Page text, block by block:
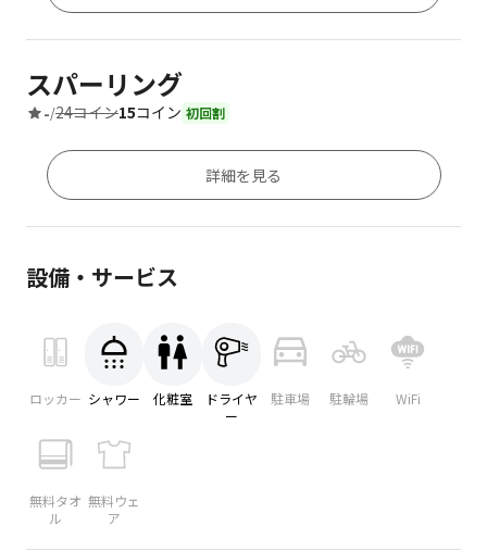
スパーリング
-/24コイン15コイン 初回割
詳細を見る
設備・サービス
ロッカー シャワー 化粧室
ドライヤ
ー
駐車場 駐輪場 WiFi
無料タオ
ル
無料ウェ
ア